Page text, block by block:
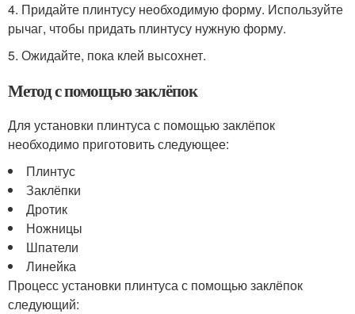
4. Придайте плинтусу необходимую форму. Используйте
рычаг, чтобы придать плинтусу нужную форму.
5. Ожидайте, пока клей высохнет.
Метод с помощью заклёпок
Для установки плинтуса с помощью заклёпок
необходимо приготовить следующее:
Плинтус
Заклёпки
Дротик
Ножницы
Шпатели
Линейка
Процесс установки плинтуса с помощью заклёпок
следующий: